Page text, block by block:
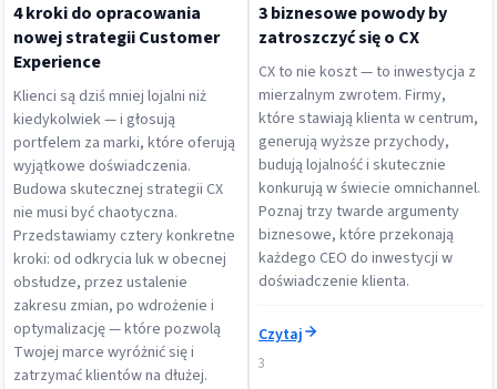
4 kroki do opracowania
nowej strategii Customer
Experience
Klienci są dziś mniej lojalni niż
kiedykolwiek — i głosują
portfelem za marki, które oferują
wyjątkowe doświadczenia.
Budowa skutecznej strategii CX
nie musi być chaotyczna.
Przedstawiamy cztery konkretne
kroki: od odkrycia luk w obecnej
obsłudze, przez ustalenie
zakresu zmian, po wdrożenie i
optymalizację — które pozwolą
Twojej marce wyróżnić się i
zatrzymać klientów na dłużej.
3 biznesowe powody by
zatroszczyć się o CX
CX to nie koszt — to inwestycja z
mierzalnym zwrotem. Firmy,
które stawiają klienta w centrum,
generują wyższe przychody,
budują lojalność i skutecznie
konkurują w świecie omnichannel.
Poznaj trzy twarde argumenty
biznesowe, które przekonają
każdego CEO do inwestycji w
doświadczenie klienta.
Czytaj
3